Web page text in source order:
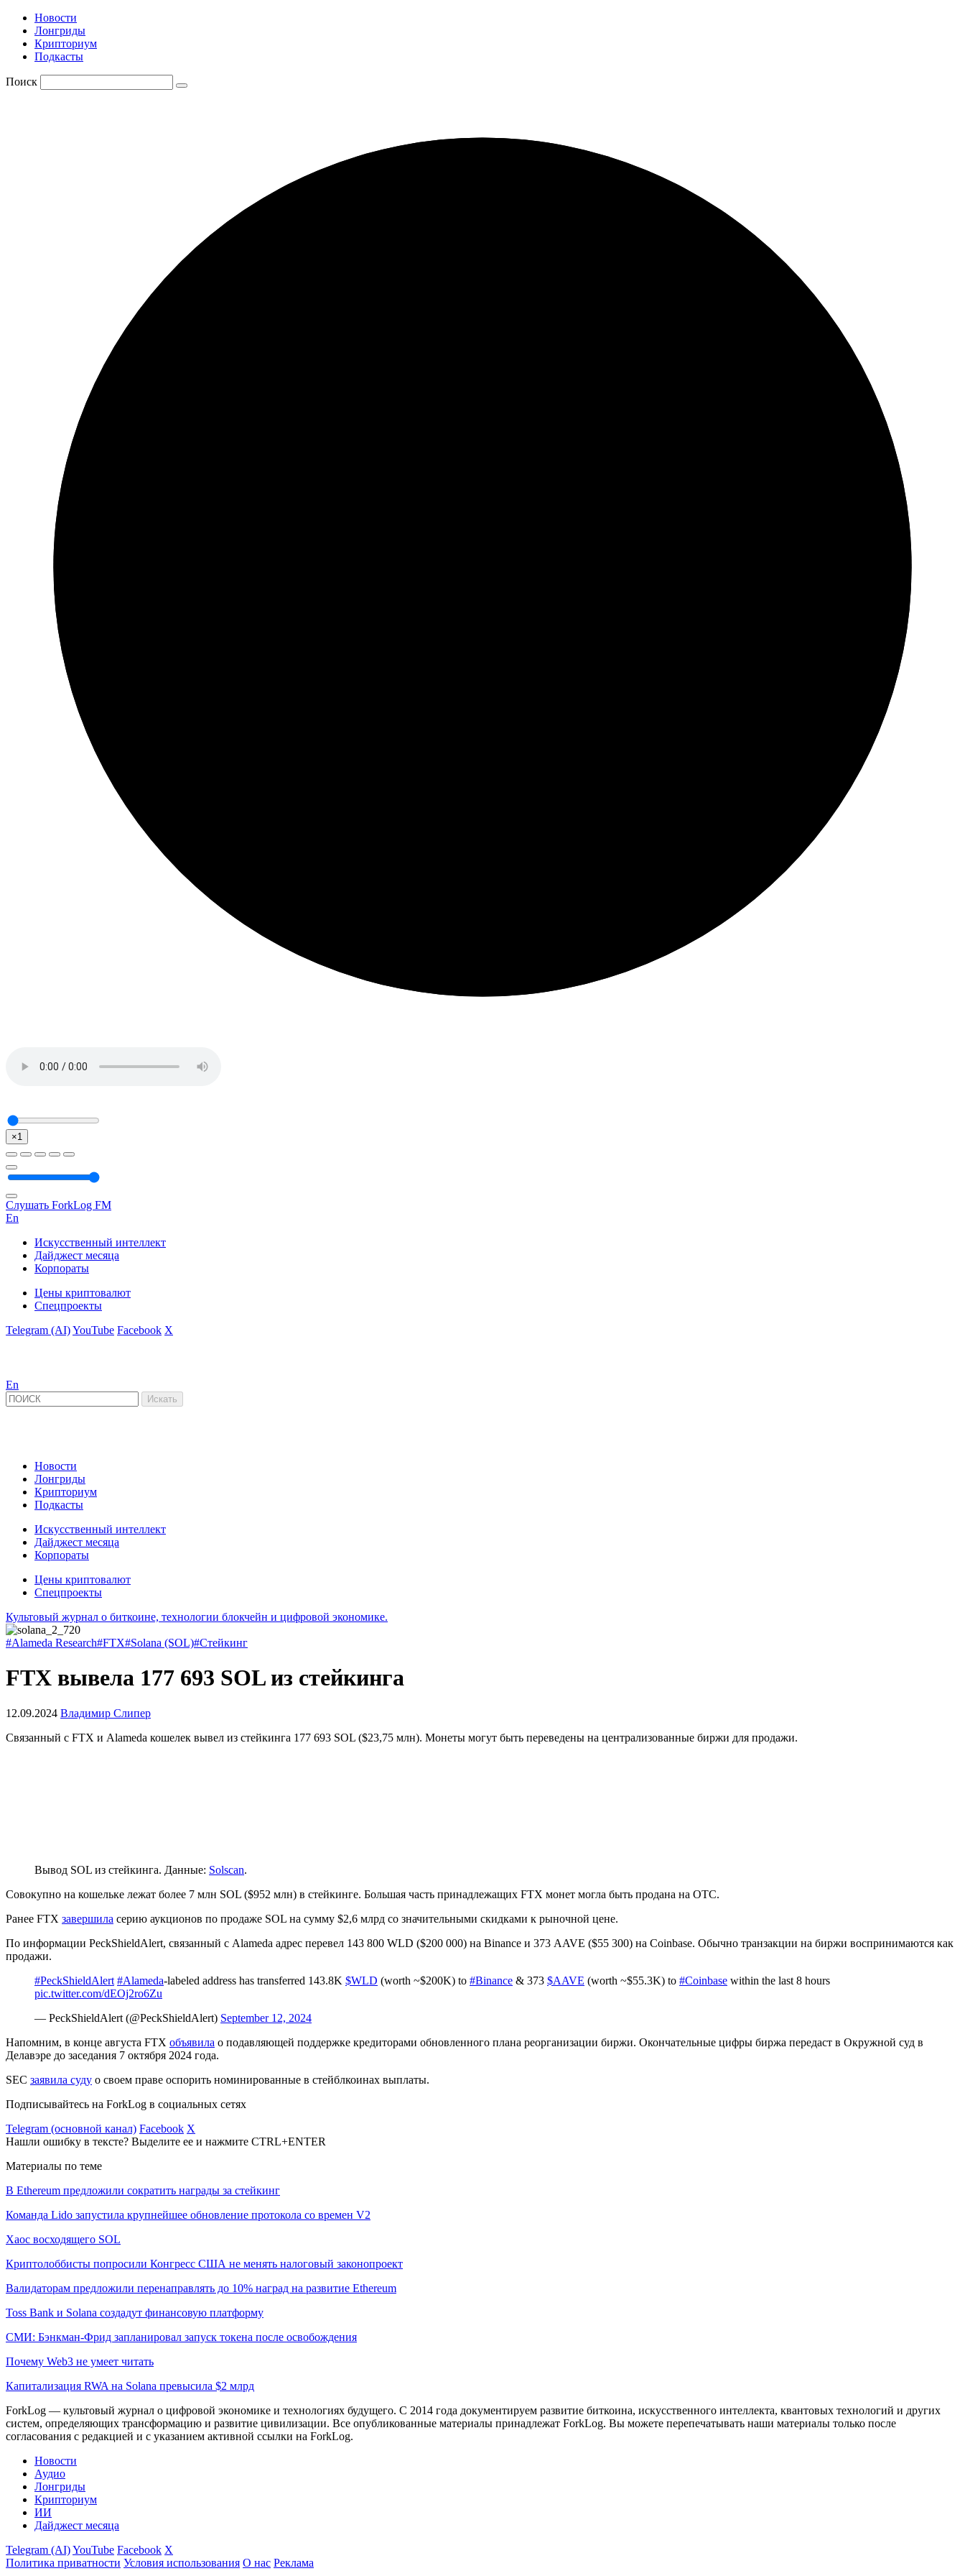
Новости
Лонгриды
Крипториум
Подкасты
Поиск
×1
Слушать ForkLog FM
En
Искусственный интеллект
Дайджест месяца
Корпораты
Цены криптовалют
Спецпроекты
Telegram (AI)YouTube Facebook X
En
Новости
Лонгриды
Крипториум
Подкасты
Искусственный интеллект
Дайджест месяца
Корпораты
Цены криптовалют
Спецпроекты
Культовый журнал о биткоине, технологии блокчейн и цифровой экономике.
#Alameda Research#FTX#Solana (SOL)#Стейкинг
FTX вывела 177 693 SOL из стейкинга
12.09.2024 Владимир Слипер
Связанный с FTX и Alameda кошелек вывел из стейкинга 177 693 SOL ($23,75 млн). Монеты могут быть переведены на централизованные биржи для продажи.
Вывод SOL из стейкинга. Данные: Solscan.
Совокупно на кошельке лежат более 7 млн SOL ($952 млн) в стейкинге. Большая часть принадлежащих FTX монет могла быть продана на OTC.
Ранее FTX завершила серию аукционов по продаже SOL на сумму $2,6 млрд со значительными скидками к рыночной цене.
По информации PeckShieldAlert, связанный с Alameda адрес перевел 143 800 WLD ($200 000) на Binance и 373 AAVE ($55 300) на Coinbase. Обычно транзакции на биржи воспринимаются как
продажи.
#PeckShieldAlert #Alameda-labeled address has transferred 143.8K $WLD (worth ~$200K) to #Binance & 373 $AAVE (worth ~$55.3K) to #Coinbase within the last 8 hours
pic.twitter.com/dEOj2ro6Zu
— PeckShieldAlert (@PeckShieldAlert) September 12, 2024
Напомним, в конце августа FTX объявила о подавляющей поддержке кредиторами обновленного плана реорганизации биржи. Окончательные цифры биржа передаст в Окружной суд в
Делавэре до заседания 7 октября 2024 года.
SEC заявила суду о своем праве оспорить номинированные в стейблкоинах выплаты.
Подписывайтесь на ForkLog в социальных сетях
Telegram (основной канал) Facebook X
Нашли ошибку в тексте? Выделите ее и нажмите CTRL+ENTER
Материалы по теме
В Ethereum предложили сократить награды за стейкинг
Команда Lido запустила крупнейшее обновление протокола со времен V2
Хаос восходящего SOL
Криптолоббисты попросили Конгресс США не менять налоговый законопроект
Валидаторам предложили перенаправлять до 10% наград на развитие Ethereum
Toss Bank и Solana создадут финансовую платформу
СМИ: Бэнкман-Фрид запланировал запуск токена после освобождения
Почему Web3 не умеет читать
Капитализация RWA на Solana превысила $2 млрд
ForkLog — культовый журнал о цифровой экономике и технологиях будущего. С 2014 года документируем развитие биткоина, искусственного интеллекта, квантовых технологий и других
систем, определяющих трансформацию и развитие цивилизации. Все опубликованные материалы принадлежат ForkLog. Вы можете перепечатывать наши материалы только после
согласования с редакцией и с указанием активной ссылки на ForkLog.
Новости
Аудио
Лонгриды
Крипториум
ИИ
Дайджест месяца
Telegram (AI)YouTube Facebook X
Политика приватности Условия использования О нас Реклама